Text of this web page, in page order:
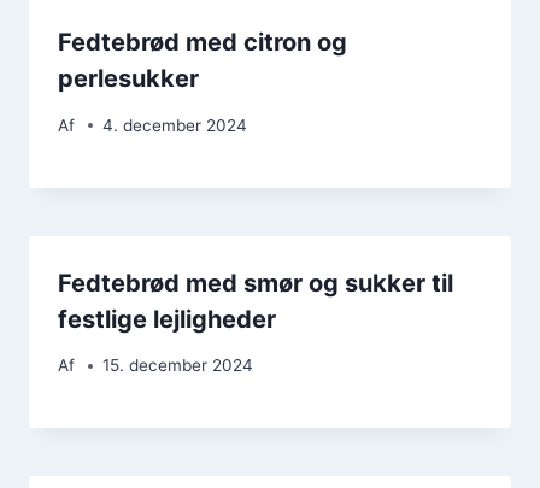
Fedtebrød med citron og
perlesukker
Af 4. december 2024
Fedtebrød med smør og sukker til
festlige lejligheder
Af 15. december 2024